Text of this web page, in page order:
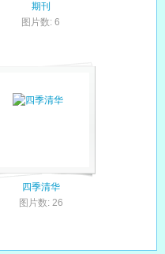
期刊
图片数: 6
四季清华
图片数: 26